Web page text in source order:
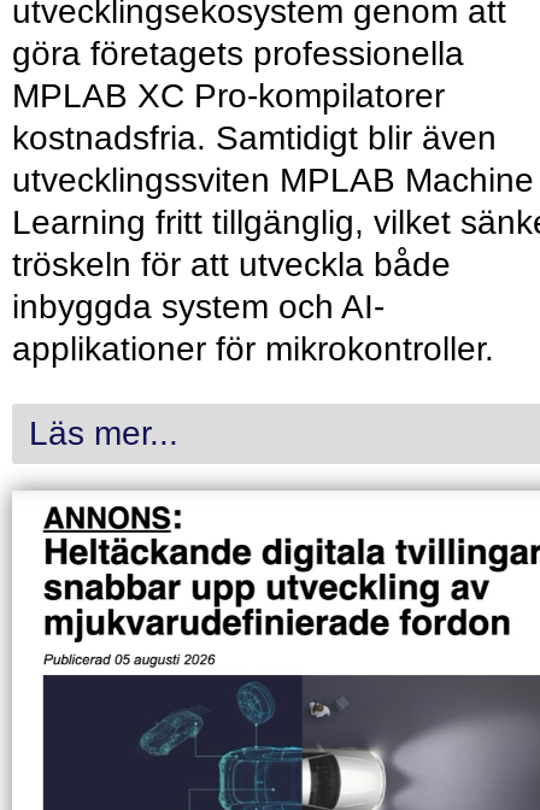
utvecklingsekosystem genom att
göra företagets professionella
MPLAB XC Pro-kompilatorer
kostnadsfria. Samtidigt blir även
utvecklingssviten MPLAB Machine
Learning fritt tillgänglig, vilket
tröskeln för att utveckla både
inbyggda system och AI-
applikationer för mikrokontroller.
Läs mer...